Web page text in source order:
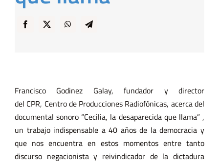
Francisco Godinez Galay, fundador y director
del CPR, Centro de Producciones Radiofónicas, acerca del
documental sonoro “Cecilia, la desaparecida que llama” ,
un trabajo indispensable a 40 años de la democracia y
que nos encuentra en estos momentos entre tanto
discurso negacionista y reivindicador de la dictadura